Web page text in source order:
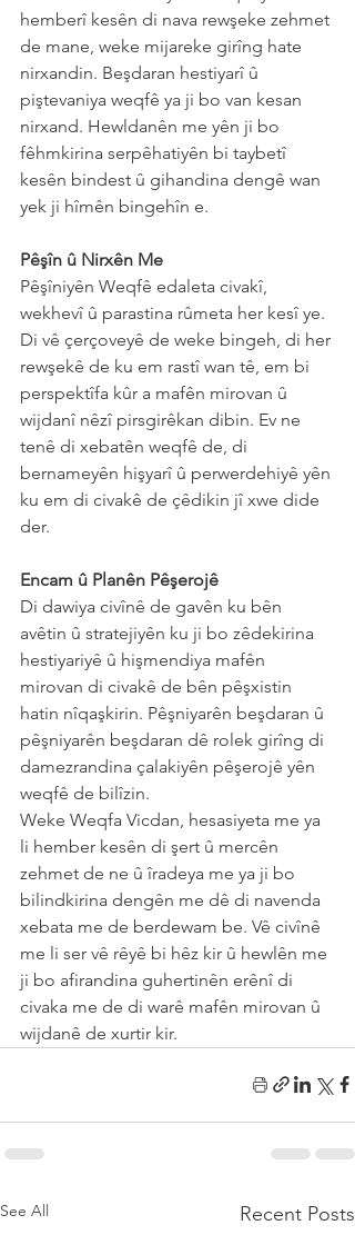
hemberî kesên di nava rewşeke zehmet
de mane, weke mijareke girîng hate
nirxandin. Beşdaran hestiyarî û
piştevaniya weqfê ya ji bo van kesan
nirxand. Hewldanên me yên ji bo
fêhmkirina serpêhatiyên bi taybetî
kesên bindest û gihandina dengê wan
yek ji hîmên bingehîn e.
Pêşîn û Nirxên Me
Pêşîniyên Weqfê edaleta civakî,
wekhevî û parastina rûmeta her kesî ye.
Di vê çerçoveyê de weke bingeh, di her
rewşekê de ku em rastî wan tê, em bi
perspektîfa kûr a mafên mirovan û
wijdanî nêzî pirsgirêkan dibin. Ev ne
tenê di xebatên weqfê de, di
bernameyên hişyarî û perwerdehiyê yên
ku em di civakê de çêdikin jî xwe dide
der.
Encam û Planên Pêşerojê
Di dawiya civînê de gavên ku bên
avêtin û stratejiyên ku ji bo zêdekirina
hestiyariyê û hişmendiya mafên
mirovan di civakê de bên pêşxistin
hatin nîqaşkirin. Pêşniyarên beşdaran û
pêşniyarên beşdaran dê rolek girîng di
damezrandina çalakiyên pêşerojê yên
weqfê de bilîzin.
Weke Weqfa Vicdan, hesasiyeta me ya
li hember kesên di şert û mercên
zehmet de ne û îradeya me ya ji bo
bilindkirina dengên me dê di navenda
xebata me de berdewam be. Vê civînê
me li ser vê rêyê bi hêz kir û hewlên me
ji bo afirandina guhertinên erênî di
civaka me de di warê mafên mirovan û
wijdanê de xurtir kir.
Recent Posts
See All